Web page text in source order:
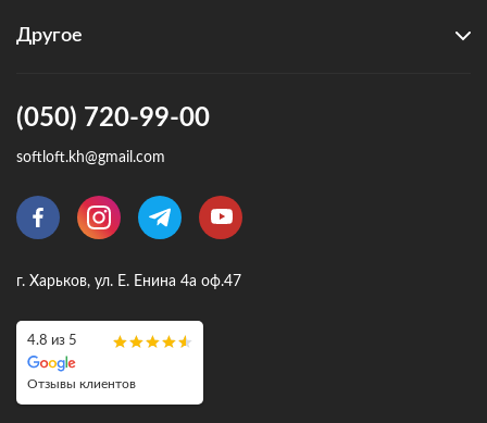
Другое
(050) 720-99-00
softloft.kh@gmail.com
г. Харьков, ул. Е. Енина 4а оф.47
4.8 из 5
Отзывы клиентов